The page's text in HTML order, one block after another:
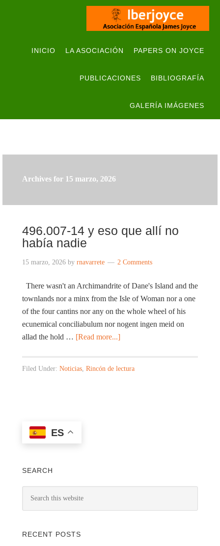
INICIO LA ASOCIACIÓN PAPERS ON JOYCE
PUBLICACIONES BIBLIOGRAFÍA
GALERÍA IMÁGENES
Archives for 15 marzo, 2026
496.007-14 y eso que allí no
había nadie
15 marzo, 2026by rnavarrete 2 Comments
There wasn't an Archimandrite of Dane's Island and the
townlands nor a minx from the Isle of Woman nor a one
of the four cantins nor any on the whole wheel of his
ecunemical conciliabulum nor nogent ingen meid on
allad the hold … [Read more...]
Filed Under: Noticias, Rincón de lectura
ES
SEARCH
RECENT POSTS